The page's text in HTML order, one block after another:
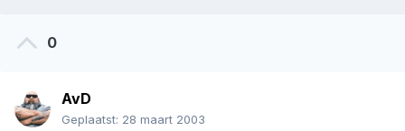
0
AvD
Geplaatst: 28 maart 2003